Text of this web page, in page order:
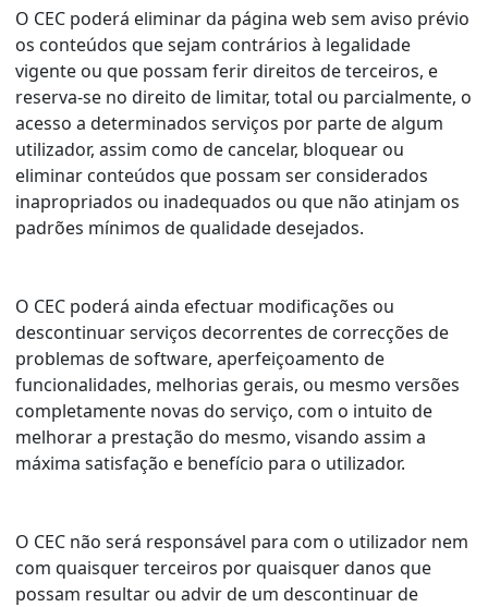
O CEC poderá eliminar da página web sem aviso prévio
os conteúdos que sejam contrários à legalidade
vigente ou que possam ferir direitos de terceiros, e
reserva-se no direito de limitar, total ou parcialmente, o
acesso a determinados serviços por parte de algum
utilizador, assim como de cancelar, bloquear ou
eliminar conteúdos que possam ser considerados
inapropriados ou inadequados ou que não atinjam os
padrões mínimos de qualidade desejados.
O CEC poderá ainda efectuar modificações ou
descontinuar serviços decorrentes de correcções de
problemas de software, aperfeiçoamento de
funcionalidades, melhorias gerais, ou mesmo versões
completamente novas do serviço, com o intuito de
melhorar a prestação do mesmo, visando assim a
máxima satisfação e benefício para o utilizador.
O CEC não será responsável para com o utilizador nem
com quaisquer terceiros por quaisquer danos que
possam resultar ou advir de um descontinuar de